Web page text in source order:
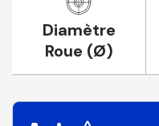
Diamètre
Roue (Ø)